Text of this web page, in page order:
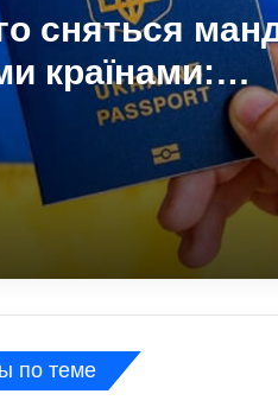
сняться
країнами:
сну з
по теме